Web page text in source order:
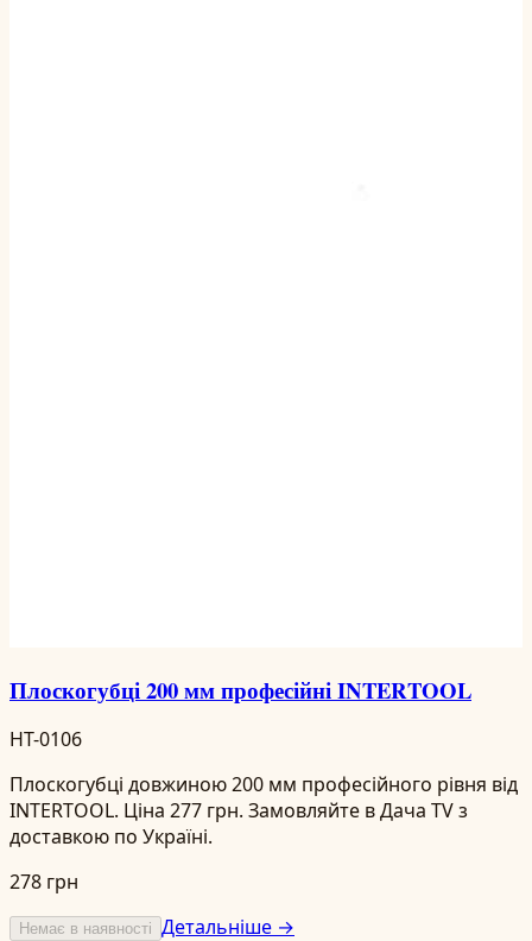
Плоскогубці 200 мм професійні INTERTOOL
HT-0106
Плоскогубці довжиною 200 мм професійного рівня від
INTERTOOL. Ціна 277 грн. Замовляйте в Дача TV з
доставкою по Україні.
278 грн
Немає в наявності Детальніше →